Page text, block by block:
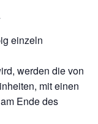
einzeln
werden die von
mit einen
Ende des